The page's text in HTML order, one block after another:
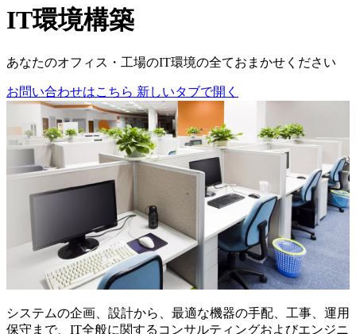
IT環境構築
あなたのオフィス・工場のIT環境の全ておまかせください
お問い合わせはこちら 新しいタブで開く
システムの企画、設計から、最適な機器の手配、工事、運用
保守まで、IT全般に関するコンサルティングおよびエンジニ